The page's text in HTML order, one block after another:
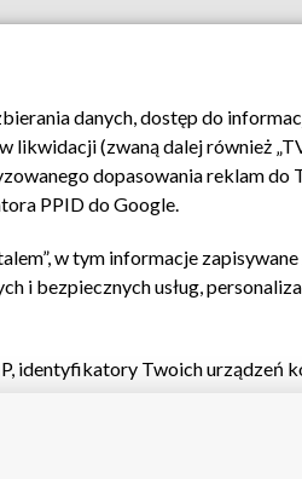
reklamy Kontakt
danych, dostęp do
likwidacji (zwaną dalej również
dopasowania reklam do
PPID do Google.
w tym informacje
i bezpiecznych usług,
identyfikatory Twoich urządzeń
podstawowych reklam,
treści, pomiaru wydajności